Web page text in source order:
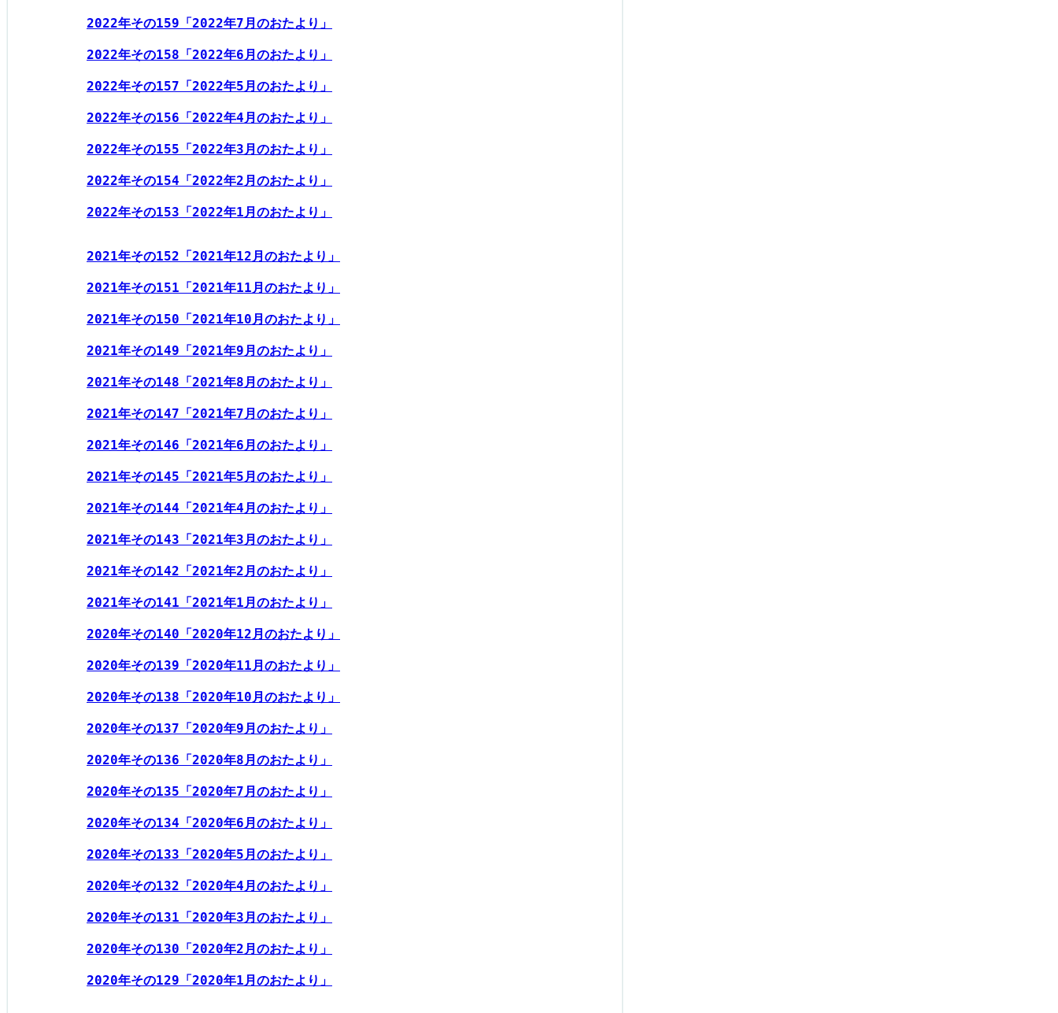
2022年その159「2022年7月のおたより」
2022年その158「2022年6月のおたより」
2022年その157「2022年5月のおたより」
2022年その156「2022年4月のおたより」
2022年その155「2022年3月のおたより」
2022年その154「2022年2月のおたより」
2022年その153「2022年1月のおたより」
2021年その152「2021年12月のおたより」
2021年その151「2021年11月のおたより」
2021年その150「2021年10月のおたより」
2021年その149「2021年9月のおたより」
2021年その148「2021年8月のおたより」
2021年その147「2021年7月のおたより」
2021年その146「2021年6月のおたより」
2021年その145「2021年5月のおたより」
2021年その144「2021年4月のおたより」
2021年その143「2021年3月のおたより」
2021年その142「2021年2月のおたより」
2021年その141「2021年1月のおたより」
2020年その140「2020年12月のおたより」
2020年その139「2020年11月のおたより」
2020年その138「2020年10月のおたより」
2020年その137「2020年9月のおたより」
2020年その136「2020年8月のおたより」
2020年その135「2020年7月のおたより」
2020年その134「2020年6月のおたより」
2020年その133「2020年5月のおたより」
2020年その132「2020年4月のおたより」
2020年その131「2020年3月のおたより」
2020年その130「2020年2月のおたより」
2020年その129「2020年1月のおたより」